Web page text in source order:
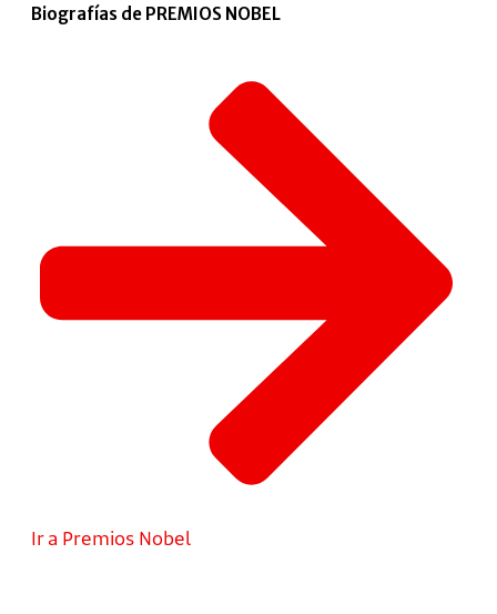
Biografías de PREMIOS NOBEL
Ir a Premios Nobel